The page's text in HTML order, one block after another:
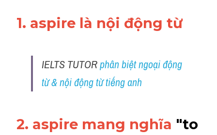
Verb
Giải đề THPT
Đề thi thật Task 1
1. aspire là nội động từ
IELTS TUTOR phân biệt ngoại động
từ & nội động từ tiếng anh
2. aspire mang nghĩa "to